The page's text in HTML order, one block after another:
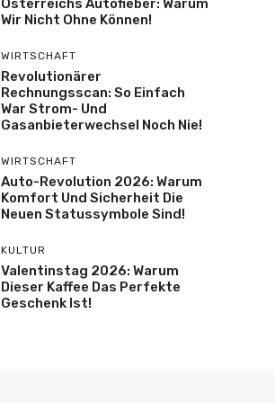
Österreichs Autofieber: Warum
Wir Nicht Ohne Können!
WIRTSCHAFT
Revolutionärer
Rechnungsscan: So Einfach
War Strom- Und
Gasanbieterwechsel Noch Nie!
WIRTSCHAFT
Auto-Revolution 2026: Warum
Komfort Und Sicherheit Die
Neuen Statussymbole Sind!
KULTUR
Valentinstag 2026: Warum
Dieser Kaffee Das Perfekte
Geschenk Ist!